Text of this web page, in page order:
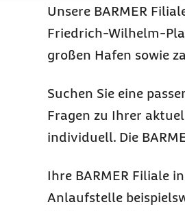
Unsere BARMER
Friedrich-Wilhelm-
großen Hafen sowie
Suchen Sie eine
Fragen zu Ihrer
individuell. Die
Ihre BARMER Filiale
Anlaufstelle